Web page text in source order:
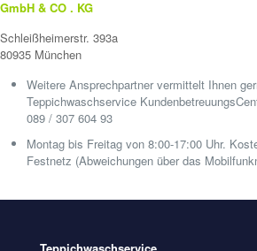
GmbH & CO . KG
Schleißheimerstr. 393a
80935 München
Weitere Ansprechpartner vermittelt Ihnen
Teppichwaschservice
089 / 307 604 93
Montag bis Freitag von 8:00-17:00 Uhr.
Festnetz (Abweichungen über das